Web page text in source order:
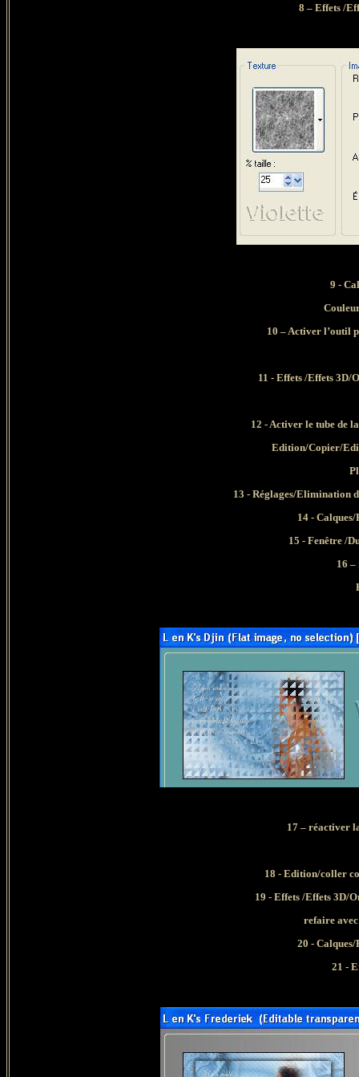
8 – Effets /
9 -
10 – Activer l’outil
11 - Effets /Effets
12 - Activer le tube de
Edition/Copier/
13 - Réglages/Elimination
14 -
15 - Fenêtre /
16
17 – réactiver
18 - Edition/coller
19 - Effets /Effets 3D/
refaire
20 -
21 -